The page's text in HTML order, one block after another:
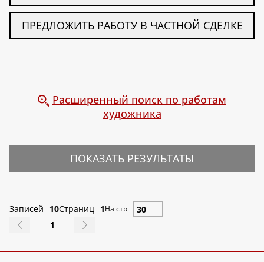
ПРЕДЛОЖИТЬ РАБОТУ В ЧАСТНОЙ СДЕЛКЕ
Расширенный поиск по работам
художника
ПОКАЗАТЬ РЕЗУЛЬТАТЫ
Записей 10Страниц 1На стр
1